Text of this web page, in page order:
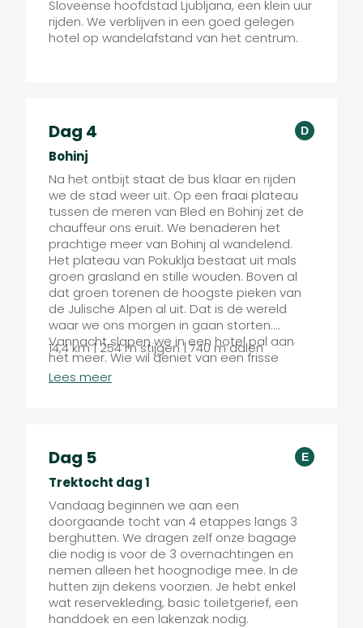
Sloveense hoofdstad Ljubljana, een klein uur
rijden. We verblijven in een goed gelegen
hotel op wandelafstand van het centrum.
Dag 4 D
Bohinj
Na het ontbijt staat de bus klaar en rijden
we de stad weer uit. Op een fraai plateau
tussen de meren van Bled en Bohinj zet de
chauffeur ons eruit. We benaderen het
prachtige meer van Bohinj al wandelend.
Het plateau van Pokuklja bestaat uit mals
groen grasland en stille wouden. Boven al
dat groen torenen de hoogste pieken van
de Julische Alpen al uit. Dat is de wereld
waar we ons morgen in gaan storten.
Vannacht slapen we in een hotel pal aan
het meer. Wie wil geniet van een frisse
zwembeurt in het meer of een warme plons
14,4 km | 254 m stijgen | 740 m dalen
Lees meer
Dag 5 E
Trektocht dag 1
Vandaag beginnen we aan een
doorgaande tocht van 4 etappes langs 3
berghutten. We dragen zelf onze bagage
die nodig is voor de 3 overnachtingen en
nemen alleen het hoognodige mee. In de
hutten zijn dekens voorzien. Je hebt enkel
wat reservekleding, basic toiletgerief, een
handdoek en een lakenzak nodig.